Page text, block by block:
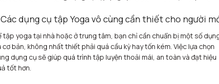
Các dụng cụ tập Yoga vô cùng cần thiết cho người
tập yoga tại nhà hoặc ở trung tâm, bạn chỉ cần chuẩn bị một số
cơ bản, không nhất thiết phải quá cầu kỳ hay tốn kém. Việc lựa chọn
dụng cụ sẽ giúp quá trình tập luyện thoải mái, an toàn và đạt hiệu
tốt hơn.